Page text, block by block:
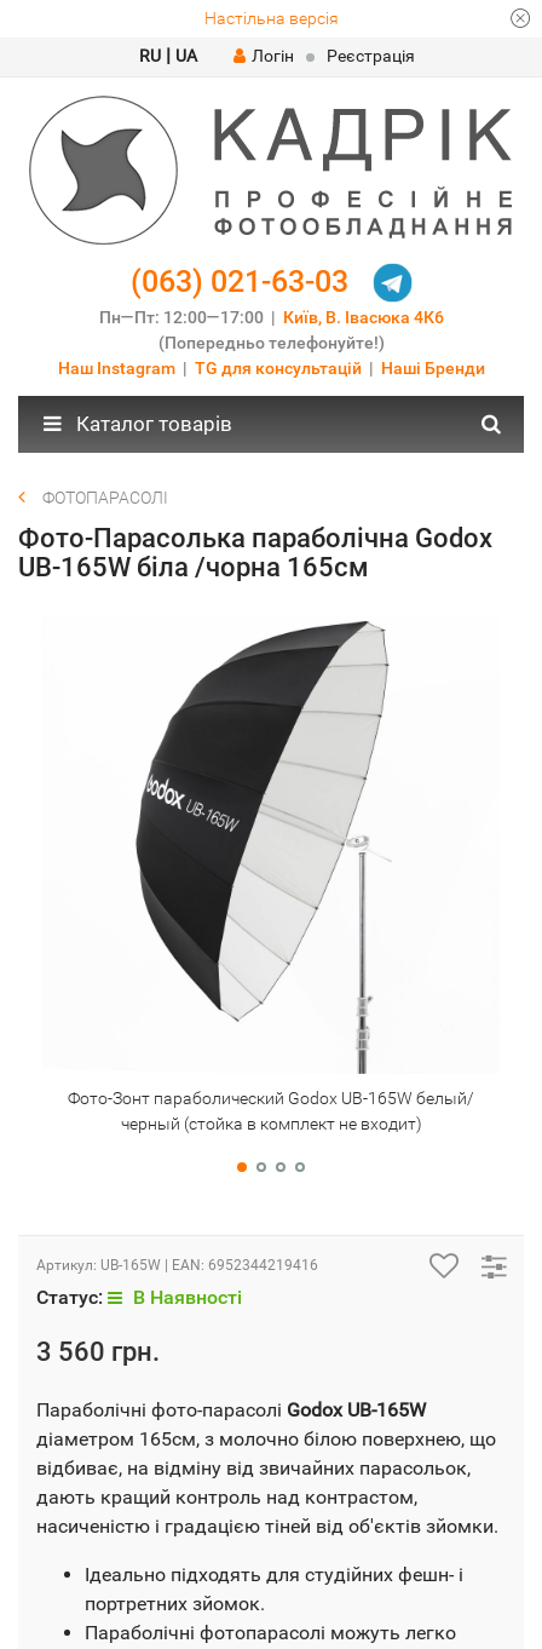
Настільна версія
RU | UA Логін Реєстрація
(063) 021-63-03
Пн—Пт: 12:00—17:00 | Київ, В. Івасюка 4К6
(Попередньо телефонуйте!)
Наш Instagram| TG для консультацій| Наші Бренди
Каталог товарів
ФОТОПАРАСОЛІ
Фото-Парасолька параболічна Godox
UB-165W біла /чорна 165см
Фото-Зонт параболический Godox UB-165W белый/
черный (стойка в комплект не входит)
Артикул: UB-165W | EAN: 6952344219416
Статус: В Наявності
3 560 грн.
Параболічні фото-парасолі Godox UB-165W
діаметром 165см, з молочно білою поверхнею, що
відбиває, на відміну від звичайних парасольок,
дають кращий контроль над контрастом,
насиченістю і градацією тіней від об'єктів зйомки.
Ідеально підходять для студійних фешн- і
портретних зйомок.
Параболічні фотопарасолі можуть легко